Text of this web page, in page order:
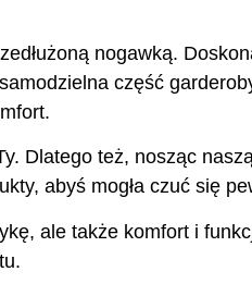
nogawką.
część
Dlatego też, nosząc
abyś mogła czuć się
ale także komfort i